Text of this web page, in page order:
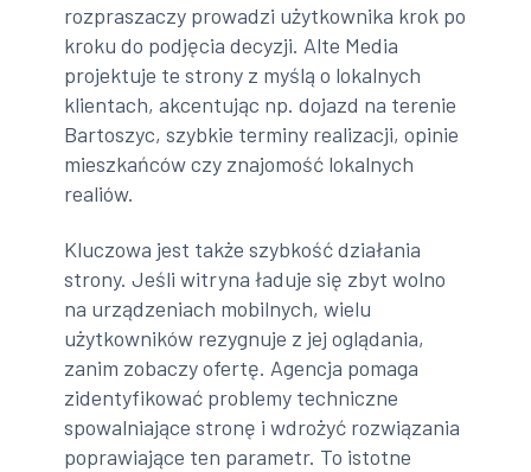
rozpraszaczy prowadzi użytkownika krok po
kroku do podjęcia decyzji. Alte Media
projektuje te strony z myślą o lokalnych
klientach, akcentując np. dojazd na terenie
Bartoszyc, szybkie terminy realizacji, opinie
mieszkańców czy znajomość lokalnych
realiów.
Kluczowa jest także szybkość działania
strony. Jeśli witryna ładuje się zbyt wolno
na urządzeniach mobilnych, wielu
użytkowników rezygnuje z jej oglądania,
zanim zobaczy ofertę. Agencja pomaga
zidentyfikować problemy techniczne
spowalniające stronę i wdrożyć rozwiązania
poprawiające ten parametr. To istotne